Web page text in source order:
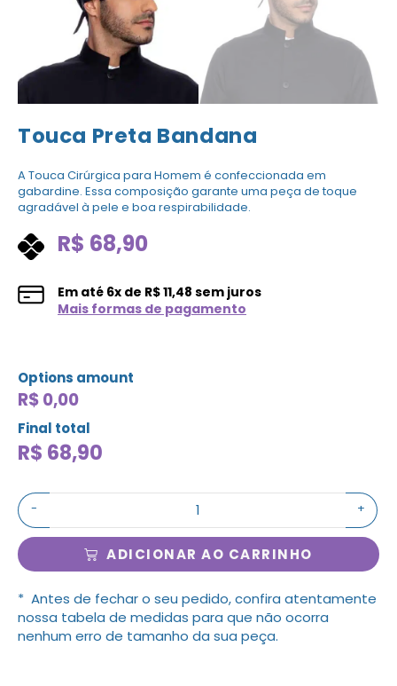
Touca Preta Bandana
A Touca Cirúrgica para Homem é confeccionada em
gabardine. Essa composição garante uma peça de toque
agradável à pele e boa respirabilidade.
R$ 68,90
Em até 6x de R$11,48 sem juros
Mais formas de pagamento
Options amount
R$ 0,00
Final total
R$ 68,90
- +
ADICIONAR AO CARRINHO
* Antes de fechar o seu pedido, confira atentamente
nossa tabela de medidas para que não ocorra
nenhum erro de tamanho da sua peça.